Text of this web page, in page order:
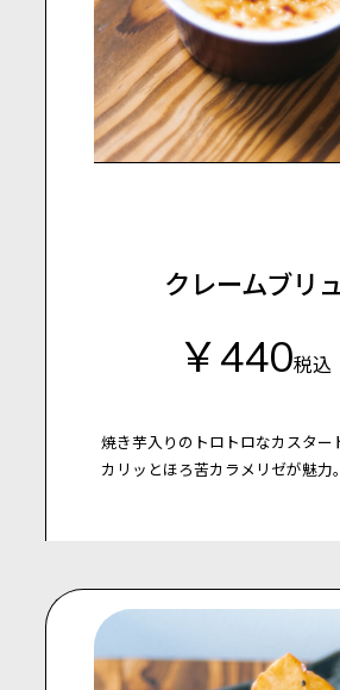
クレームブリ
￥440税込
焼き芋入りのトロトロなカスター
カリッとほろ苦カラメリゼが魅力。